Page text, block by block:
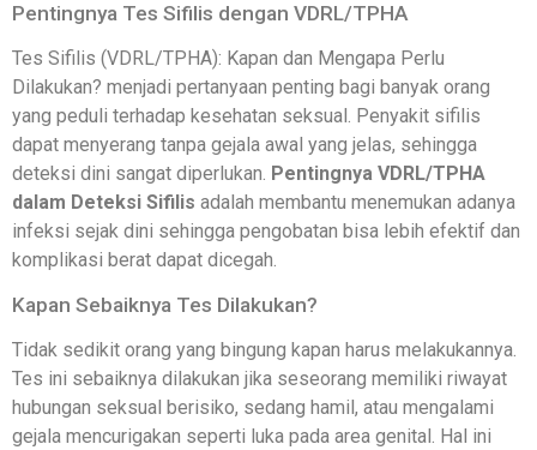
Pentingnya Tes Sifilis dengan VDRL/TPHA
Tes Sifilis (VDRL/TPHA): Kapan dan Mengapa Perlu
Dilakukan? menjadi pertanyaan penting bagi banyak orang
yang peduli terhadap kesehatan seksual. Penyakit sifilis
dapat menyerang tanpa gejala awal yang jelas, sehingga
deteksi dini sangat diperlukan. Pentingnya VDRL/TPHA
dalam Deteksi Sifilis adalah membantu menemukan adanya
infeksi sejak dini sehingga pengobatan bisa lebih efektif dan
komplikasi berat dapat dicegah.
Kapan Sebaiknya Tes Dilakukan?
Tidak sedikit orang yang bingung kapan harus melakukannya.
Tes ini sebaiknya dilakukan jika seseorang memiliki riwayat
hubungan seksual berisiko, sedang hamil, atau mengalami
gejala mencurigakan seperti luka pada area genital. Hal ini